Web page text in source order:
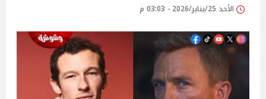
الأحد 25/يناير/2026 - 03:03 م